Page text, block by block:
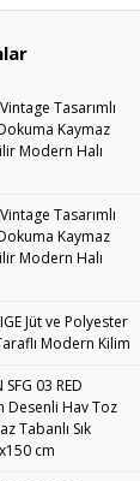
Tasarımlı
Kaymaz
Modern Halı
Tasarımlı
Kaymaz
Modern Halı
Jüt ve Polyester
Modern Kilim
SFG 03 RED
Desenli Hav Toz
Tabanlı Sık
cm